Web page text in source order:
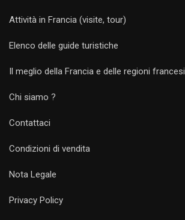
Attività in Francia (visite, tour)
Elenco delle guide turistiche
Il meglio della Francia e delle regioni francesi
Chi siamo ?
Contattaci
Condizioni di vendita
Nota Legale
Privacy Policy